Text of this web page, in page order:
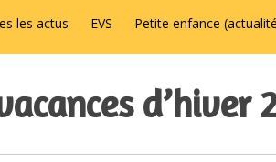
les actus EVS Petite enfance
d’hiver